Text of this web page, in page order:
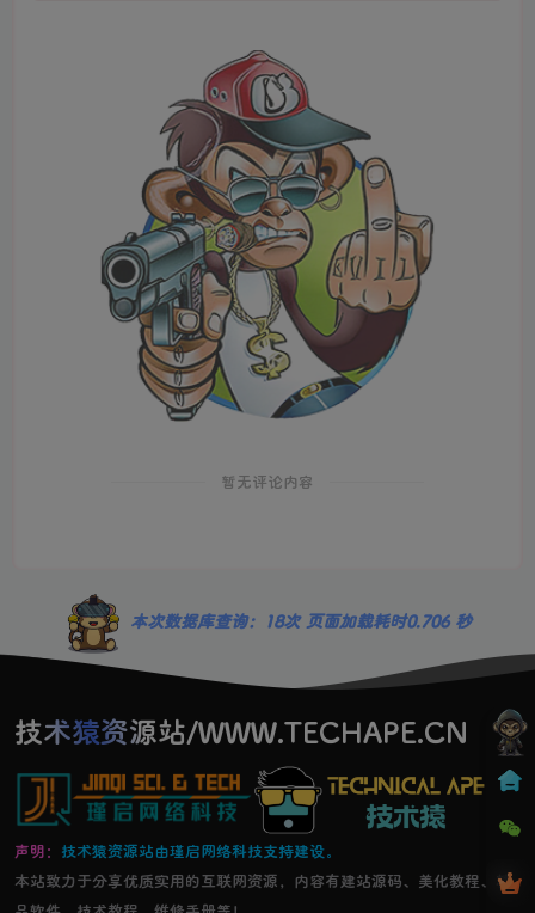
暂无评论内容
本次数据库查询：18次 页面加载耗时0.706 秒
技术猿资源站/WWW.TECHAPE.CN
声明： 技术猿资源站由瑾启网络科技支持建设。
本站致力于分享优质实用的互联网资源，内容有建站源码、美化教程、精